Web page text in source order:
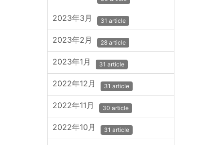
2023年3月 31 article
2023年2月 28 article
2023年1月 31 article
2022年12月 31 article
2022年11月 30 article
2022年10月 31 article